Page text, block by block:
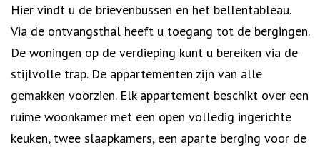
Hier vindt u de brievenbussen en het bellentableau.
Via de ontvangsthal heeft u toegang tot de bergingen.
De woningen op de verdieping kunt u bereiken via de
stijlvolle trap. De appartementen zijn van alle
gemakken voorzien. Elk appartement beschikt over een
ruime woonkamer met een open volledig ingerichte
keuken, twee slaapkamers, een aparte berging voor de